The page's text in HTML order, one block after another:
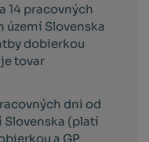
14 pracovných
území Slovenska
dobierkou
tovar
dni od
Slovenska (platí
a GP